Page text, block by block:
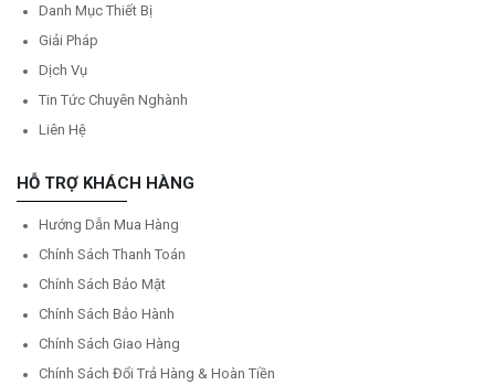
Danh Mục Thiết Bị
Giải Pháp
Dịch Vụ
Tin Tức Chuyên Nghành
Liên Hệ
HỖ TRỢ KHÁCH HÀNG
Hướng Dẫn Mua Hàng
Chính Sách Thanh Toán
Chính Sách Bảo Mật
Chính Sách Bảo Hành
Chính Sách Giao Hàng
Chính Sách Đổi Trả Hàng & Hoàn Tiền